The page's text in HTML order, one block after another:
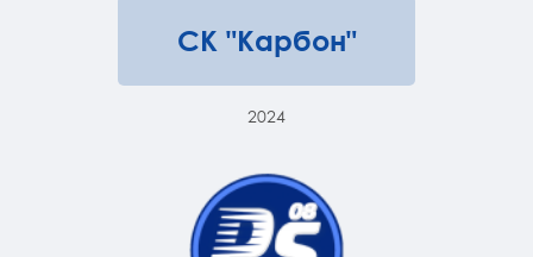
СК "Карбон"
2024